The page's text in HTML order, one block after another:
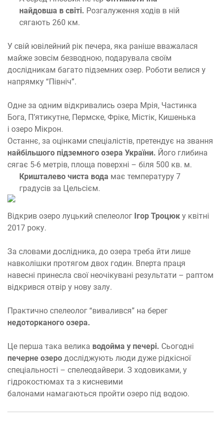
найдовша в світі. Розгалуження ходів в ній
сягають 260 км.
У свій ювілейний рік печера, яка раніше вважалася
майже зовсім безводною, подарувала своїм
дослідникам багато підземних озер. Роботи велися у
напрямку “Північ”.
Одне за одним відкривались озера Мрія, Частинка
Бога, П’ятикутне, Пермске, Фріке, Містік, Кишенька
і озеро Мікрон.
Останнє, за оцінками спеціалістів, претендує на звання
найбільшого підземного озера України. Його глибина
сягає 5-6 метрів, площа поверхні – біля 500 кв. м.
Кришталево чиста вода має температуру 7
градусів за Цельсієм.
Відкрив озеро луцький спелеолог Ігор Троцюк у квітні
2017 року.
За словами дослідника, до озера треба йти лише
навколішки протягом двох годин. Вперта праця
навесні принесла свої неочікувані результати – раптом
відкрився отвір у нову залу.
Практично спелеолог “вивалився” на берег
недоторканого озера.
Це перша така велика водойма у печері. Сьогодні
печерне озеро досліджують люди дуже рідкісної
спеціальності – спелеодайвери. З ходовиками, у
гідрокостюмах та з кисневими
балонами намагаються пройти озеро під водою.